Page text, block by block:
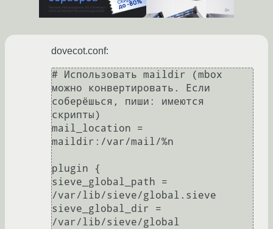
dovecot.conf:
# Использовать maildir (mbox
можно конвертировать. Если
соберёшься, пиши: имеются
скрипты)
mail_location =
maildir:/var/mail/%n
plugin {
sieve_global_path =
/var/lib/sieve/global.sieve
sieve_global_dir =
/var/lib/sieve/global